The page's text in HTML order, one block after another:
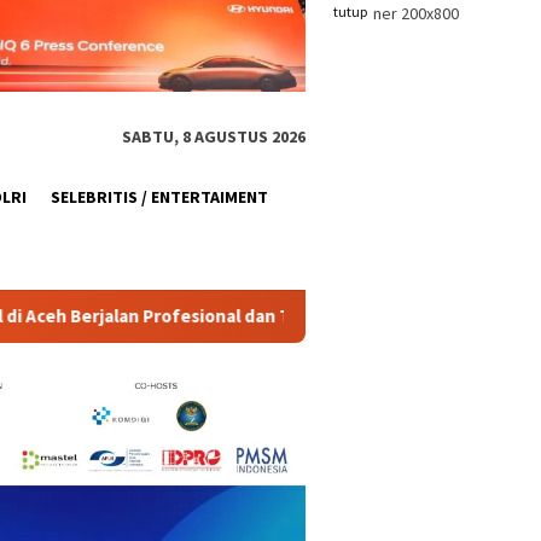
tutup
SABTU, 8 AGUSTUS 2026
SELEBRITIS / ENTERTAIMENT
dan Transparan